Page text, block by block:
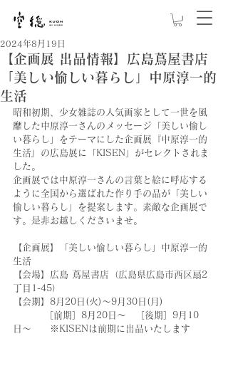
【企画展 出品情報】広島蔦屋書店
「美しい愉しい暮らし」中原淳一的
生活
2024年8月19日
昭和初期、少女雑誌の人気画家として一世を風
靡した中原淳一さんのメッセージ「美しい愉し
い暮らし」をテーマにした企画展『中原淳一的
生活』の広島展に「KISEN」がセレクトされま
した。
企画展では中原淳一さんの言葉と絵に呼応する
ように全国から選ばれた作り手の品が「美しい
愉しい暮らし」を提案します。素敵な企画展で
す。是非お越しくださいませ。
【企画展】「美しい愉しい暮らし」中原淳一的
生活
【会場】広島 蔦屋書店（広島県広島市西区扇2
丁目1-45）
【会期】8月20日(火)～9月30日(月)
［前期］8月20日～　［後期］9月10
日〜　　※KISENは前期に出品いたします